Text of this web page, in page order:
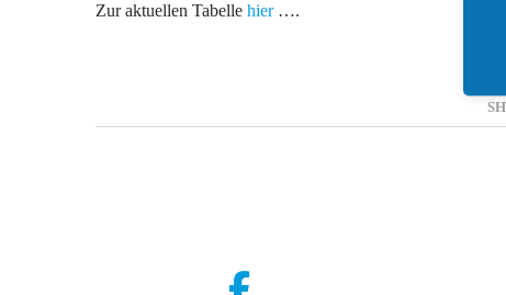
Zur aktuellen Tabelle hier….